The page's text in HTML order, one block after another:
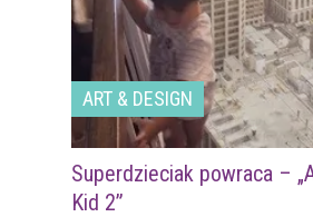
ART & DESIGN
Superdzieciak powraca –
Kid 2”